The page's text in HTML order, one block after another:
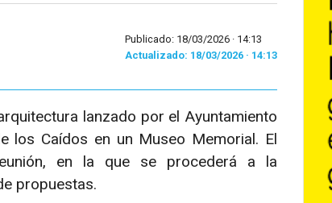
Publicado: 18/03/2026 · 14:13
Actualizado: 18/03/2026 · 14:13
lanzado por el Ayuntamiento
los Caídos en un Museo Memorial. El
en la que se procederá a la
propuestas.